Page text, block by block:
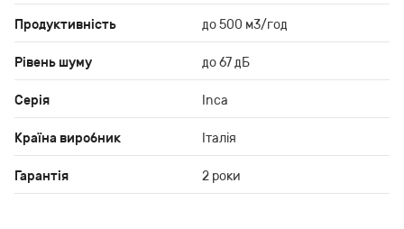
Продуктивність до 500 м3/год
Рівень шуму до 67 дБ
Серія Inca
Країна виробник Італія
Гарантія 2 роки